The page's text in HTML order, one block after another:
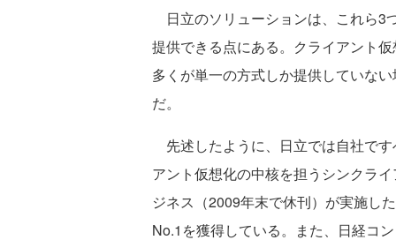
日立のソリューションは、これら3
提供できる点にある。クライアント
多くが単一の方式しか提供していな
だ。
先述したように、日立では自社で
アント仮想化の中核を担うシンクラ
ジネス（2009年末で休刊）が実施し
No.1を獲得している。また、日経コ